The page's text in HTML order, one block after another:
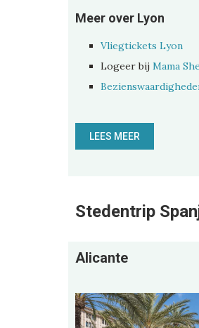
Meer over Lyon
Vliegtickets Lyon
Logeer bij Mama
LEES MEER
Stedentrip
Alicante